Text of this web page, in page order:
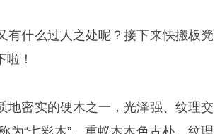
有什么过人之处呢？接下来快搬板凳
！
地密实的硬木之一，光泽强、纹理交
为“七彩木”。重蚁木木色古朴、纹理